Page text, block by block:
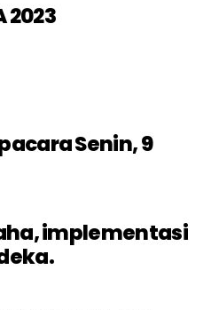
2023
Senin, 9
implementasi